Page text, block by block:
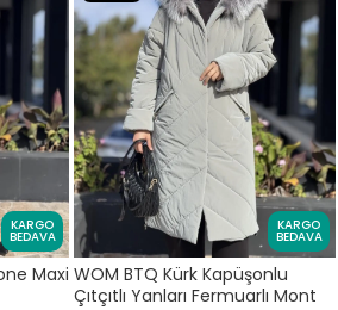
KARGO
BEDAVA
Maxi
KARGO
BEDAVA
WOM BTQ Kürk Kapüşonlu
Çıtçıtlı Yanları Fermuarlı Mont